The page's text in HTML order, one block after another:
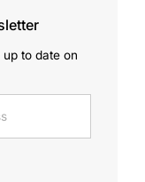
to date on